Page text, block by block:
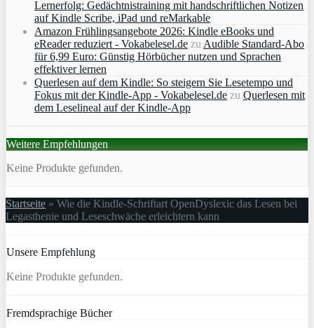
Lernerfolg: Gedächtnistraining mit handschriftlichen Notizen
auf Kindle Scribe, iPad und reMarkable
Amazon Frühlingsangebote 2026: Kindle eBooks und
eReader reduziert - Vokabelesel.de zu Audible Standard-Abo
für 6,99 Euro: Günstig Hörbücher nutzen und Sprachen
effektiver lernen
Querlesen auf dem Kindle: So steigern Sie Lesetempo und
Fokus mit der Kindle-App - Vokabelesel.de zu Querlesen mit
dem Leselineal auf der Kindle-App
Weitere Empfehlungen
Keine Produkte gefunden.
Startseite » Wie die Kindle-Schriftart OpenDyslexic das Lesen bei
Legasthenie und Leseschwäche erleichtern kann
Unsere Empfehlung
Keine Produkte gefunden.
Fremdsprachige Bücher